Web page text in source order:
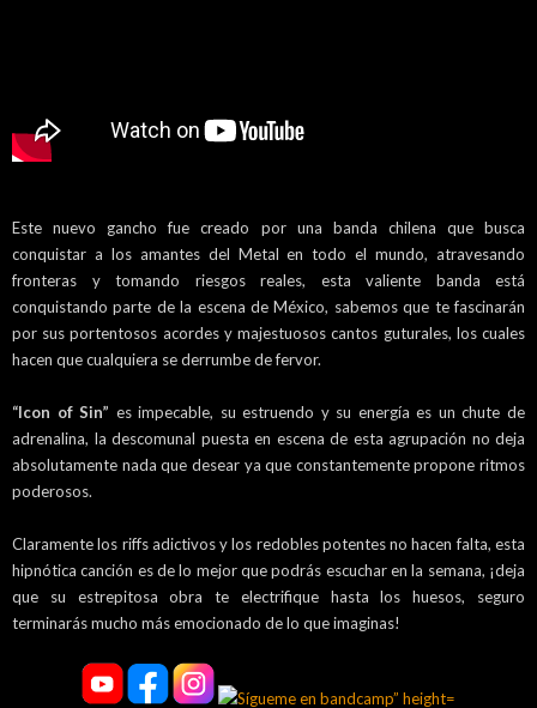
Este nuevo gancho fue creado por una banda chilena que busca
conquistar a los amantes del Metal en todo el mundo, atravesando
fronteras y tomando riesgos reales, esta valiente banda está
conquistando parte de la escena de México, sabemos que te fascinarán
por sus portentosos acordes y majestuosos cantos guturales, los cuales
hacen que cualquiera se derrumbe de fervor.
“Icon of Sin” es impecable, su estruendo y su energía es un chute de
adrenalina, la descomunal puesta en escena de esta agrupación no deja
absolutamente nada que desear ya que constantemente propone ritmos
poderosos.
Claramente los riffs adictivos y los redobles potentes no hacen falta, esta
hipnótica canción es de lo mejor que podrás escuchar en la semana, ¡deja
que su estrepitosa obra te electrifique hasta los huesos, seguro
terminarás mucho más emocionado de lo que imaginas!